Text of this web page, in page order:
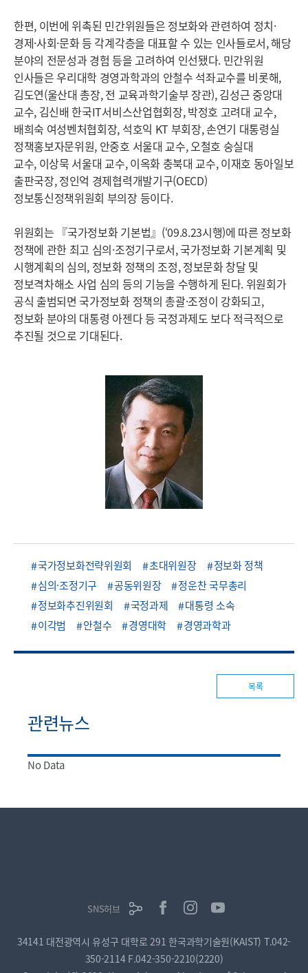
한편, 이번에 위촉된 민간위원들은 정보화와 관련하여 정치·
경제·사회·문화 등 각계각층을 대표할 수 있는 인사들로서, 해당
분야의 전문성과 경험 등을 고려하여 인선됐다. 민간위원
인사들은 우리대학 경영과학과의 안철수 석좌교수를 비롯해,
김도연(울산대 총장, 전 교육과학기술부 장관), 김성근 중앙대
교수, 김신배 한국IT서비스산업협회장, 박정호 고려대 교수,
배희숙 여성벤처협회장, 석호익 KT 부회장, 손연기 대통령실
정책홍보자문위원, 안중호 서울대 교수, 오철호 숭실대
교수, 이상묵 서울대 교수, 이옥화 충북대 교수, 이재호 동아일보
출판국장, 정인억 경제협력개발기구(OECD)
정보통신정책위원회 부의장 등이다.
위원회는 『국가정보화 기본법』(‘09.8.23시행)에 따른 정보화
정책에 관한 최고 심의·조정기구로서, 국가정보화 기본계획 및
시행계획의 심의, 정보화 정책의 조정, 정보문화 창달 및
정보격차해소 사업 심의 등의 기능을 수행하게 된다. 위원회가
공식 출범되면 국가정보화 정책의 총괄·조정이 강화되고,
정보화 분야의 대통령 아젠다 등 국정과제도 보다 적극적으로
추진될 것으로 기대된다.
국가정보화전략위원회 초대위원장
정보화 정책
심의·조정기구
공동위원장
정운찬 국무총리
정보화추진위원회
국정과제
대통령 소속
이각범
안철수 경영대학 경영과학과
목록
관련뉴스
No Data
SNS허브
34141 대전광역시 유성구 대학로 291 한국과학기술원(KAIST) T.042-
350-2114 F.042-350-2210(2220)